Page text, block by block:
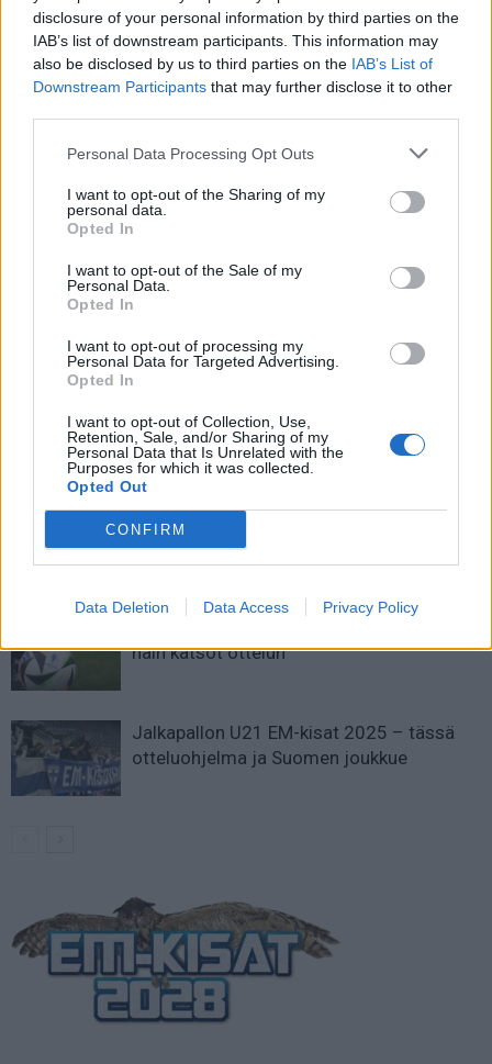
disclosure of your personal information by third parties on the
IAB’s list of downstream participants. This information may
also be disclosed by us to third parties on the IAB’s List of
Downstream Participants that may further disclose it to other
Personal Data Processing Opt Outs
I want to opt-out of the Sharing of my
personal data.
Opted In
I want to opt-out of the Sale of my
Personal Data.
Opted In
I want to opt-out of processing my
Personal Data for Targeted Advertising.
Opted In
I want to opt-out of Collection, Use,
Retention, Sale, and/or Sharing of my
Personal Data that Is Unrelated with the
Purposes for which it was collected.
Opted Out
CONFIRM
Data Deletion Data Access Privacy Policy
Sukupolvien unelma toteutui! Nyt on aika laittaa myös
tulevaisuus kuntoon!
Edellinen artikkeli
Dortmundin hyökkääjä Paco
Alcacer siirtyy Villarrealin riveihin
Lukas Hradecky pysäytti Erling
Hålandin – Leverkusenille voitto
LIITTYVÄT ARTIKKELIT LISÄÄ TEKIJÄLTÄ
Suomen MM-karsintojen näkymät –
todellinen jalkapallokommentaattorin
analyysi
näin katsot ottelun
Jalkapallon U21 EM-kisat 2025 – tässä
otteluohjelma ja Suomen joukkue